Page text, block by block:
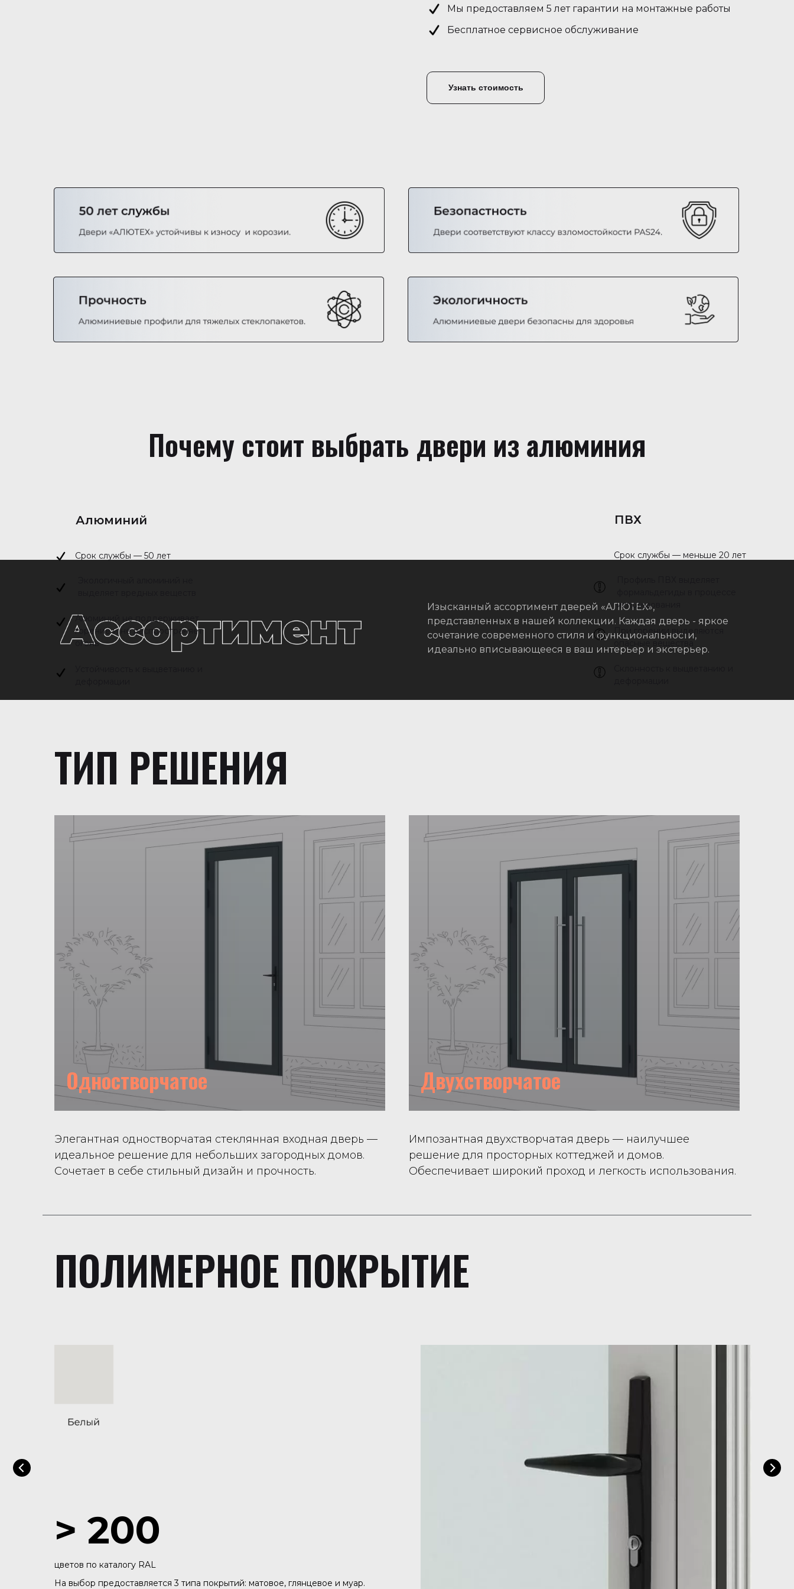
Мы предоставляем 5 лет гарантии на монтажные работы
Бесплатное сервисное обслуживание
Узнать стоимость
Срок службы — 50 лет Срок службы — меньше 20 лет
использования
Алюминий не поддерживает
горение и не распространяет
огонь
При горении выделяются
опасные вещества
Алюминий ПВХ
Почему стоит выбрать двери из алюминия
Изысканный ассортимент дверей «АЛЮТЕХ»,
представленных в нашей коллекции. Каждая дверь - яркое
сочетание современного стиля и функциональности,
идеально вписывающееся в ваш интерьер и экстерьер.
ТИП РЕШЕНИЯ
Одностворчатое
Элегантная одностворчатая стеклянная входная дверь —
идеальное решение для небольших загородных домов.
Сочетает в себе стильный дизайн и прочность.
Двухстворчатое
Импозантная двухстворчатая дверь — наилучшее
решение для просторных коттеджей и домов.
Обеспечивает широкий проход и легкость использования.
> 200
цветов по каталогу RAL
На выбор предоставляется 3 типа покрытий: матовое, глянцевое и муар.
ПОЛИМЕРНОЕ ПОКРЫТИЕ